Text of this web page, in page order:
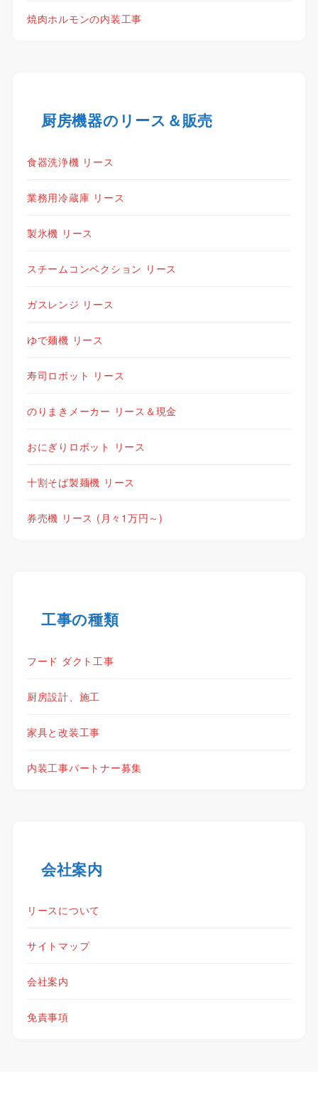
焼肉ホルモンの内装工事
厨房機器のリース＆販売
食器洗浄機 リース
業務用冷蔵庫 リース
製氷機 リース
スチームコンベクション リース
ガスレンジ リース
ゆで麺機 リース
寿司ロボット リース
のりまきメーカー リース＆現金
おにぎりロボット リース
十割そば製麺機 リース
券売機 リース (月々1万円～)
工事の種類
フード ダクト工事
厨房設計、施工
家具と改装工事
内装工事パートナー募集
会社案内
リースについて
サイトマップ
会社案内
免責事項